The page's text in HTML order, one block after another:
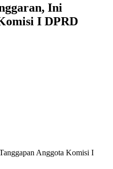
Ini
I DPRD
Anggota Komisi I